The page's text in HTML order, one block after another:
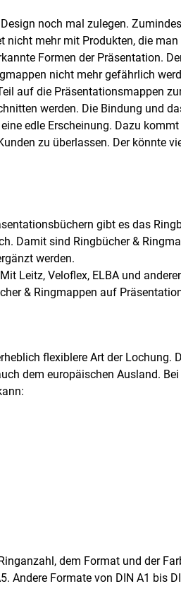
noch mal zulegen.
nicht mehr mit Produkten, die
Formen der Präsentation.
nicht mehr gefährlich
auf die Präsentationsmappen
werden. Die Bindung und
edle Erscheinung. Dazu
zu überlassen. Der könnte
gibt es das
Damit sind Ringbücher &
werden.
Leitz, Veloflex, ELBA und
& Ringmappen auf
flexiblere Art der Lochung.
dem europäischen Ausland.
dem Format und der
Formate von DIN A1 bis